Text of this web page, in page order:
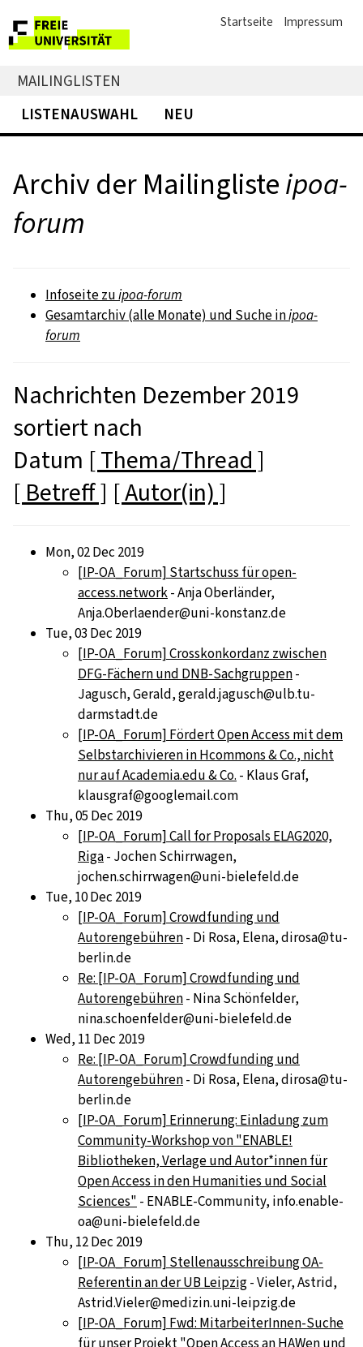
Startseite Impressum
MAILINGLISTEN
LISTENAUSWAHL
NEU
Archiv der Mailinglisteipoa-
forum
Infoseite zuipoa-forum
Gesamtarchiv (alle Monate) und Suche inipoa-
forum
Nachrichten Dezember 2019
sortiert nach
Datum [ Thema/Thread ]
[ Betreff ] [ Autor(in) ]
Mon, 02 Dec 2019
[IP-OA_Forum] Startschuss für open-
access.network- Anja Oberländer,
Anja.Oberlaender@uni-konstanz.de
Tue, 03 Dec 2019
[IP-OA_Forum] Crosskonkordanz zwischen
DFG-Fächern und DNB-Sachgruppen-
Jagusch, Gerald, gerald.jagusch@ulb.tu-
darmstadt.de
[IP-OA_Forum] Fördert Open Access mit dem
Selbstarchivieren in Hcommons & Co., nicht
nur auf Academia.edu & Co. - Klaus Graf,
klausgraf@googlemail.com
Thu, 05 Dec 2019
[IP-OA_Forum] Call for Proposals ELAG2020,
Riga- Jochen Schirrwagen,
jochen.schirrwagen@uni-bielefeld.de
Tue, 10 Dec 2019
[IP-OA_Forum] Crowdfunding und
Autorengebühren- Di Rosa, Elena, dirosa@tu-
berlin.de
Re: [IP-OA_Forum] Crowdfunding und
Autorengebühren- Nina Schönfelder,
nina.schoenfelder@uni-bielefeld.de
Wed, 11 Dec 2019
Re: [IP-OA_Forum] Crowdfunding und
Autorengebühren- Di Rosa, Elena, dirosa@tu-
berlin.de
[IP-OA_Forum] Erinnerung: Einladung zum
Community-Workshop von "ENABLE!
Bibliotheken, Verlage und Autor*innen für
Open Access in den Humanities und Social
Sciences" - ENABLE-Community, info.enable-
oa@uni-bielefeld.de
Thu, 12 Dec 2019
[IP-OA_Forum] Stellenausschreibung OA-
Referentin an der UB Leipzig- Vieler, Astrid,
Astrid.Vieler@medizin.uni-leipzig.de
[IP-OA_Forum] Fwd: MitarbeiterInnen-Suche
für unser Projekt "Open Access an HAWen und